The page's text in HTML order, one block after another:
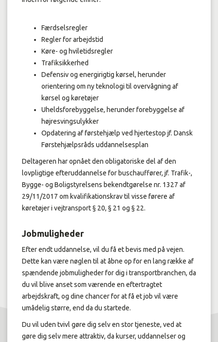
Færdselsregler
Regler for arbejdstid
Køre- og hviletidsregler
Trafiksikkerhed
Defensiv og energirigtig kørsel, herunder
orientering om ny teknologi til overvågning af
kørsel og køretøjer
Uheldsforebyggelse, herunder forebyggelse af
højresvingsulykker
Opdatering af førstehjælp ved hjertestop jf. Dansk
Førstehjælpsråds uddannelsesplan
Deltageren har opnået den obligatoriske del af den
lovpligtige efteruddannelse for buschauffører, jf. Trafik-,
Bygge- og Boligstyrelsens bekendtgørelse nr. 1327 af
29/11/2017 om kvalifikationskrav til visse førere af
køretøjer i vejtransport § 20, § 21 og § 22.
Jobmuligheder
Efter endt uddannelse, vil du få et bevis med på vejen.
Dette kan være nøglen til at åbne op for en lang række af
spændende jobmuligheder for dig i transportbranchen, da
du vil blive anset som værende en eftertragtet
arbejdskraft, og dine chancer for at få et job vil være
umådelig større, end da du startede.
Du vil uden tvivl gøre dig selv en stor tjeneste, ved at
gøre dig selv mere attraktiv, da kurser, uddannelser og